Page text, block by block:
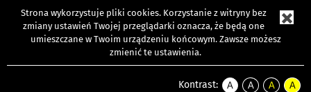
Strona wykorzystuje pliki cookies. Korzystanie z witryny bez
zmiany ustawień Twojej przeglądarki oznacza, że będą one
umieszczane w Twoim urządzeniu końcowym. Zawsze możesz
zmienić te ustawienia.
Kontrast:
A
A
A
A